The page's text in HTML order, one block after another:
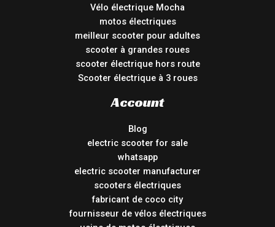
Vélo électrique Mocha
motos électriques
meilleur scooter pour adultes
scooter à grandes roues
scooter électrique hors route
Scooter électrique à 3 roues
Account
Blog
electric scooter for sale
whatsapp
electric scooter manufacturer
scooters électriques
fabricant de coco city
fournisseur de vélos électriques